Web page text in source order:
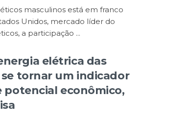
masculinos está em franco
Unidos, mercado líder do
a participação ...
elétrica das
tornar um indicador
econômico,